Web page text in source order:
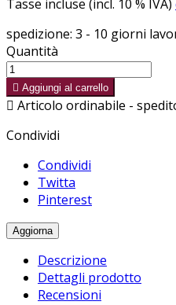
Tasse incluse (incl. 10 % IVA)
spedizione: 3 - 10 giorni
Quantità
 Aggiungi al carrello
 Articolo ordinabile -
Condividi
Condividi
Twitta
Pinterest
Descrizione
Dettagli prodotto
Recensioni